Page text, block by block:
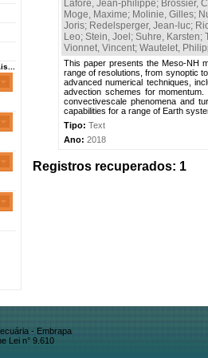
Lafore, Jean-philippe; Brossier,
Moge, Maxime; Molinie, Gilles;
Joris; Redelsperger, Jean-luc;
Leo; Stein, Joel ; Suhre, Karsten;
Vionnet, Vincent; Wautelet,
This paper presents the Meso-NH
range of resolutions, from synoptic
advanced numerical techniques,
advection schemes for
convectivescale phenomena and
capabilities for a range of Earth
Tipo: Text
Ano: 2018
Registros recuperados: 1
- Embrapa
Lei n° 9.610